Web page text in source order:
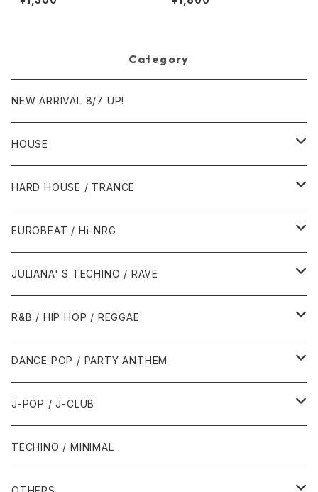
Planet 007)[Funk La Plane
ecords][PROMO]
Category
NEW ARRIVAL 8/7 UP!
HOUSE
1980年代
1987年・以前
1988年
1990年代
1990年
1991年
1995年
2000年代
2000年
2001年
2010年代
2010年
2011年
HARD HOUSE / TRANCE
1990年代
1994年・以前
1995年
1999年
2000年代
2000年
2001年
EUROBEAT / Hi-NRG
1980年代
1986年・以前
1987年
1990年代
1990年
1991年
2000年代
JULIANA' S TECHINO / RAVE
1990年代
1990年
1991年
2000年代
2000年
2001年
R&B / HIP HOP / REGGAE
1980年代
1985年・以前
1986年
1990年代
1990年
1991年
2000年代
2000年
DANCE POP / PARTY ANTHEM
1980年代
1988年・以前
1989年
1990年代
1990年
2000年代
J-POP / J-CLUB
1980年代
1990年代
TECHINO / MINIMAL